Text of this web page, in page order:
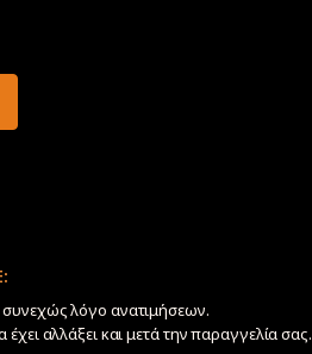
συνεχώς λόγο ανατιμήσεων.
έχει αλλάξει και μετά την παραγγελία σας.